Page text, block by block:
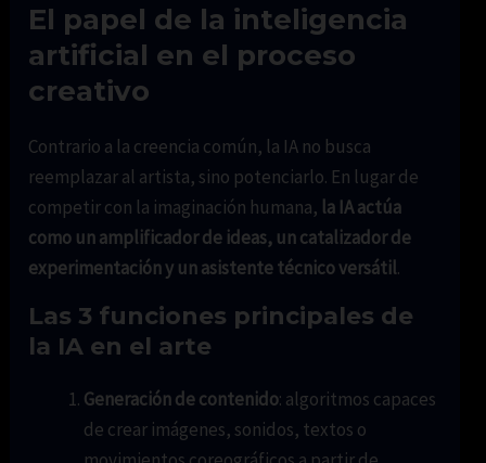
El papel de la inteligencia
artificial en el proceso
creativo
Contrario a la creencia común, la IA no busca
reemplazar al artista, sino potenciarlo. En lugar de
competir con la imaginación humana, la IA actúa
como un amplificador de ideas, un catalizador de
experimentación y un asistente técnico versátil.
Las 3 funciones principales de
la IA en el arte
Generación de contenido: algoritmos capaces
de crear imágenes, sonidos, textos o